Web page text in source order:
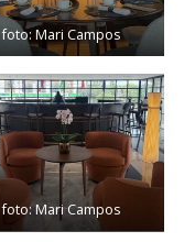
foto: Mari Campos
foto: Mari Campos